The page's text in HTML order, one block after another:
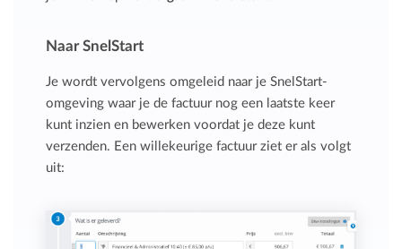
Naar SnelStart
Je wordt vervolgens omgeleid naar je SnelStart-
omgeving waar je de factuur nog een laatste keer
kunt inzien en bewerken voordat je deze kunt
verzenden. Een willekeurige factuur ziet er als volgt
uit: